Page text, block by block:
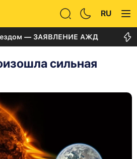
RU
— ЗАЯВЛЕНИЕ АЖД Суд
сильная